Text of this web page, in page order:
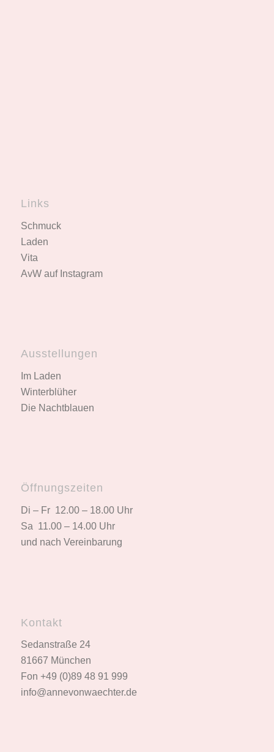
Links
Schmuck
Laden
Vita
AvW auf Instagram
Ausstellungen
Im Laden
Winterblüher
Die Nachtblauen
Öffnungszeiten
Di – Fr 12.00 – 18.00 Uhr
Sa 11.00 – 14.00 Uhr
und nach Vereinbarung
Kontakt
Sedanstraße 24
81667 München
Fon +49 (0)89 48 91 999
info@annevonwaechter.de